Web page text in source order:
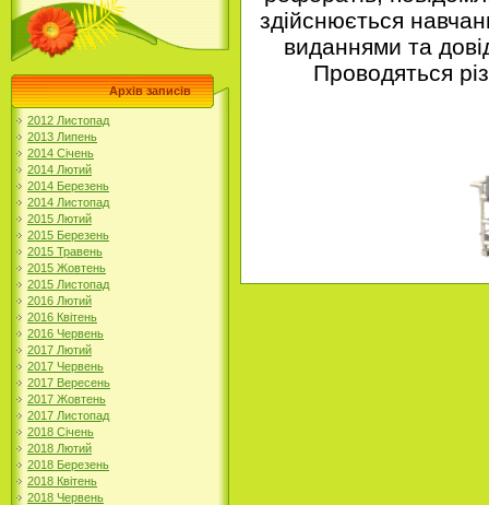
Архів записів
2012 Листопад
2013 Липень
2014 Січень
2014 Лютий
2014 Березень
2014 Листопад
2015 Лютий
2015 Березень
2015 Травень
2015 Жовтень
2015 Листопад
2016 Лютий
2016 Квітень
2016 Червень
2017 Лютий
2017 Червень
2017 Вересень
2017 Жовтень
2017 Листопад
2018 Січень
2018 Лютий
2018 Березень
2018 Квітень
2018 Червень
здійснюється
виданнями та
Проводяться